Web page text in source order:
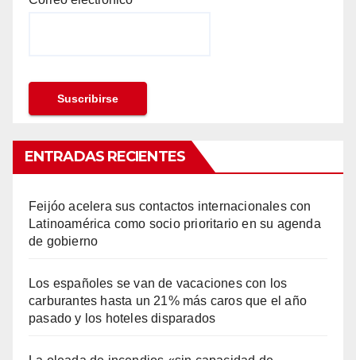
ENTRADAS RECIENTES
Feijóo acelera sus contactos internacionales con
Latinoamérica como socio prioritario en su agenda
de gobierno
Los españoles se van de vacaciones con los
carburantes hasta un 21% más caros que el año
pasado y los hoteles disparados